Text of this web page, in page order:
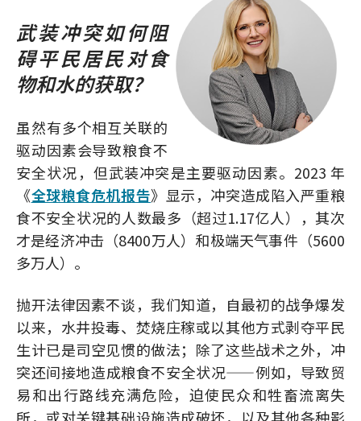
武装冲突如何阻
碍平民居民对食
物和水的获取？
虽然有多个相互关联的
驱动因素会导致粮食不
安全状况，但武装冲突是主要驱动因素。2023 年
《全球粮食危机报告》显示，冲突造成陷入严重粮
食不安全状况的人数最多（超过1.17亿人），其次
才是经济冲击（8400万人）和极端天气事件（5600
多万人）。
抛开法律因素不谈，我们知道，自最初的战争爆发
以来，水井投毒、焚烧庄稼或以其他方式剥夺平民
生计已是司空见惯的做法；除了这些战术之外，冲
突还间接地造成粮食不安全状况——例如，导致贸
易和出行路线充满危险，迫使民众和牲畜流离失